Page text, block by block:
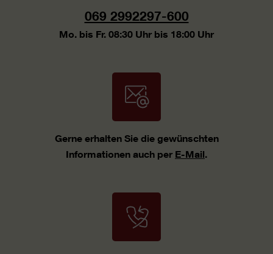
069 2992297-600
Mo. bis Fr. 08:30 Uhr bis 18:00 Uhr
Gerne erhalten Sie die gewünschten
Informationen auch per E-Mail.